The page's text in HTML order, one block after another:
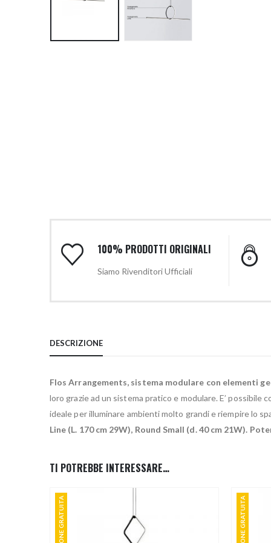
100% PRODOTTI ORIGINALI
Siamo Rivenditori Ufficiali
DESCRIZIONE
Flos Arrangements, sistema modulare con elementi
loro grazie ad un sistema pratico e modulare. E’
ideale per illuminare ambienti molto grandi e riempire lo
Line (L. 170 cm 29W), Round Small (d. 40 cm 21W).
TI POTREBBE INTERESSARE…